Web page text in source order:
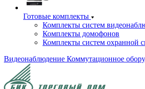
Готовые комплекты
Комплекты систем
Комплекты домофонов
Комплекты систем охранной
Видеонаблюдение Коммутационное